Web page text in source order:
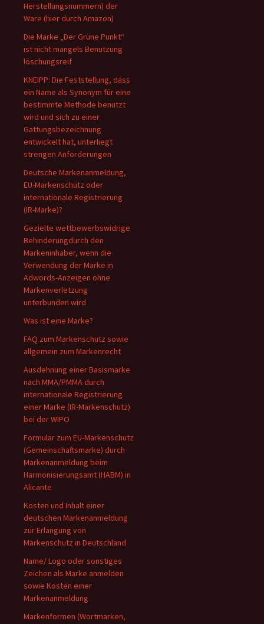
Herstellungsnummern) der
Ware (hier durch Amazon)
Die Marke „Der Grüne Punkt“
ist nicht mangels Benutzung
löschungsreif
KNEIPP: Die Feststellung, dass
ein Name als Synonym für eine
bestimmte Methode benutzt
wird und sich zu einer
Gattungsbezeichnung
entwickelt hat, unterliegt
strengen Anforderungen
Deutsche Markenanmeldung,
EU-Markenschutz oder
internationale Registrierung
(IR-Marke)?
Gezielte wettbewerbswidrige
Behinderungdurch den
Markeninhaber, wenn die
Verwendung der Marke in
Adwords-Anzeigen ohne
Markenverletzung
unterbunden wird
Was ist eine Marke?
FAQ zum Markenschutz sowie
allgemein zum Markenrecht
Ausdehnung einer Basismarke
nach MMA/PMMA durch
internationale Registrierung
einer Marke (IR-Markenschutz)
bei der WIPO
Formular zum EU-Markenschutz
(Gemeinschaftsmarke) durch
Markenanmeldung beim
Harmonisierungsamt (HABM) in
Alicante
Kosten und Inhalt einer
deutschen Markenanmeldung
zur Erlangung von
Markenschutz in Deutschland
Name/ Logo oder sonstiges
Zeichen als Marke anmelden
sowie Kosten einer
Markenanmeldung
Markenformen (Wortmarken,